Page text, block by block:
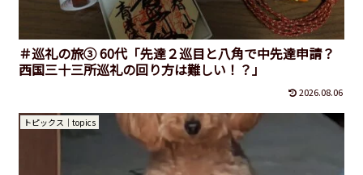
＃巡礼の旅③ 60代「先達２巡目と八角で中先達申請？
西国三十三所巡礼の回り方は難しい！？」
2026.08.06
トピックス｜topics